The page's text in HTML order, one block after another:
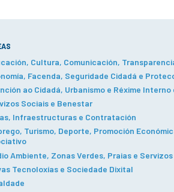
Cultura, Comunicación,
Facenda, Seguridade Cidadá e
ao Cidadá, Urbanismo e Réxime Interno
Sociais e Benestar
Infraestructuras e Contratación
Turismo, Deporte, Promoción
Ambiente, Zonas Verdes, Praias e Servizos
Tecnoloxías e Sociedade Dixital